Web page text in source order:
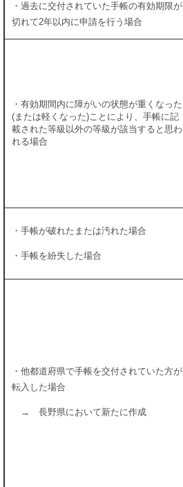
・過去に交付されていた手帳の有効期限が
切れて2年以内に申請を行う場合
・有効期間内に障がいの状態が重くなった
(または軽くなった)ことにより、手帳に記
載された等級以外の等級が該当すると思わ
れる場合
・手帳が破れたまたは汚れた場合
・手帳を紛失した場合
・他都道府県で手帳を交付されていた方が
転入した場合
→ 長野県において新たに作成